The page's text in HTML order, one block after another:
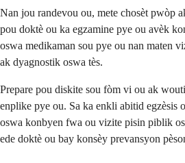
Nan jou randevou ou, mete chosèt pwòp
pou doktè ou ka egzamine pye ou avèk
oswa medikaman sou pye ou nan maten
ak dyagnostik oswa tès.
Prepare pou diskite sou fòm vi ou ak
enplike pye ou. Sa ka enkli abitid egzèsis
oswa konbyen fwa ou vizite pisin piblik
ede doktè ou bay konsèy prevansyon